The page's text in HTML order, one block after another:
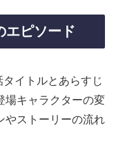
エピソード
タイトルとあらすじ
場キャラクターの変
やストーリーの流れ